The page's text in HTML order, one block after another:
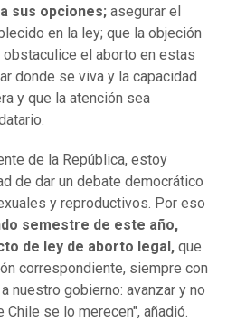
sus opciones; asegurar el
en la ley; que la objeción
el aborto en estas
donde se viva y la capacidad
y que la atención sea
de la República, estoy
de dar un debate democrático
y reproductivos. Por eso
semestre de este año,
de ley de aborto legal, que
correspondiente, siempre con
nuestro gobierno: avanzar y no
se lo merecen", añadió.